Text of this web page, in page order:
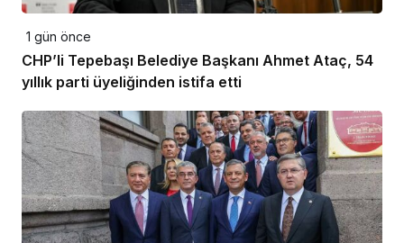
1 gün önce
CHP’li Tepebaşı Belediye Başkanı Ahmet Ataç, 54
yıllık parti üyeliğinden istifa etti